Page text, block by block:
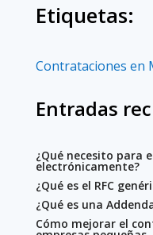
Etiquetas:
Contrataciones en
Entradas
¿Qué necesito para
electrónicamente?
¿Qué es el RFC
¿Qué es una
Cómo mejorar el